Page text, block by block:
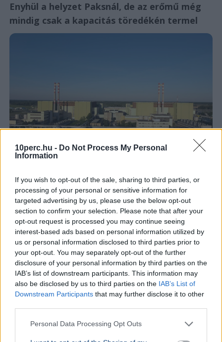
10perc.hu - Do Not Process My Personal
Information
If you wish to opt-out of the sale, sharing to third parties, or
processing of your personal or sensitive information for
targeted advertising by us, please use the below opt-out
section to confirm your selection. Please note that after your
opt-out request is processed you may continue seeing
interest-based ads based on personal information utilized by
us or personal information disclosed to third parties prior to
your opt-out. You may separately opt-out of the further
disclosure of your personal information by third parties on the
IAB’s list of downstream participants. This information may
also be disclosed by us to third parties on the IAB’s List of
Downstream Participants that may further disclose it to other
Personal Data Processing Opt Outs
Enyhül a helyzet Paksnál, de az erőmű még
mindig csak a kapacitás töredékén termel
Paks Energiakrízis
A Duna vízszintje Paksnál emelkedik, ám az atomerőmű
továbbra is jelentősen visszaterhelt állapotban,
mindössze 230 megawatton működik.Bővebben...
BELFÖLD 2026. augusztus 7.
Három jelöltből választ köztársasági elnököt
a parlament kedden